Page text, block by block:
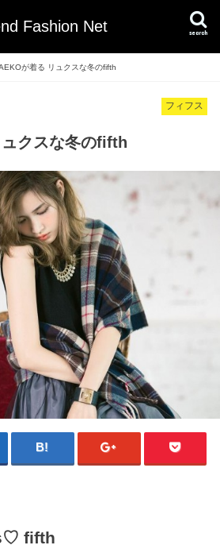
Fashion Net search
が着る リュクスな冬のfifth
フィフス
クスな冬のfifth
fifth